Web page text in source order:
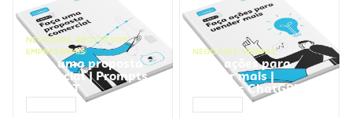
NEGÓCIOS, PROCESSOS
EMPRESARIAIS
Faça uma proposta
comercial | Prompts
ChatGPT
NEGÓCIOS, VENDAS
Faça ações para
vender mais |
Prompts ChatGPT